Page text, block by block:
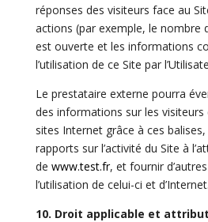
réponses des visiteurs face au
actions (par exemple, le nombre
est ouverte et les informations
l’utilisation de ce Site par
Le prestataire externe pourra
des informations sur les visiteurs
sites Internet grâce à ces
rapports sur l’activité du Site à
de www.test.fr, et fournir
l’utilisation de celui-ci et d’Internet.
10. Droit applicable et